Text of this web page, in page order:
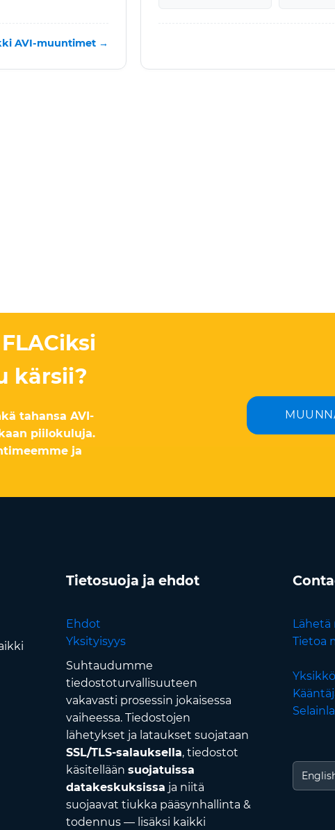
AVI-muuntimet →
kärsii?
tahansa AVI-
piilokuluja.
ja
Tietosuoja ja ehdot
Ehdot
Yksityisyys
Suhtaudumme
tiedostoturvallisuuteen
vakavasti prosessin jokaisessa
vaiheessa. Tiedostojen
lähetykset ja lataukset suojataan
SSL/TLS-salauksella, tiedostot
käsitellään suojatuissa
datakeskuksissa ja niitä
suojaavat tiukka pääsynhallinta &
todennus — lisäksi kaikki
Lähetä
Tietoa